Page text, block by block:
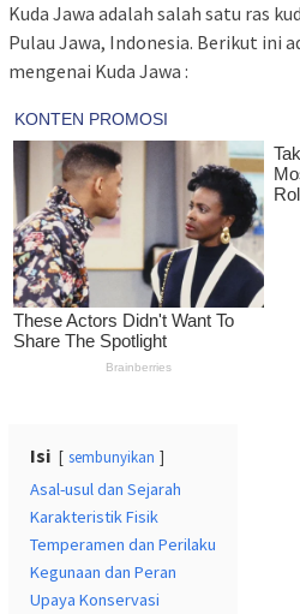
Kuda Jawa adalah salah satu ras
Pulau Jawa, Indonesia. Berikut ini
mengenai Kuda Jawa :
Isi sembunyikan
Asal-usul dan Sejarah
Karakteristik Fisik
Temperamen dan Perilaku
Kegunaan dan Peran
Upaya Konservasi